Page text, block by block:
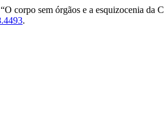
corpo sem órgãos e a esquizocenia da
.